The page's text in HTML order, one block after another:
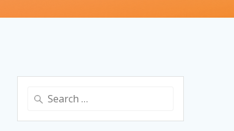
Search